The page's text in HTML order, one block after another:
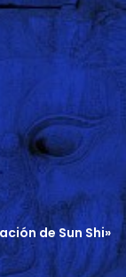
de Sun Shi»